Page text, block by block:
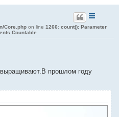
Core.php on line 1266: count(): Parameter
Countable
прошлом году